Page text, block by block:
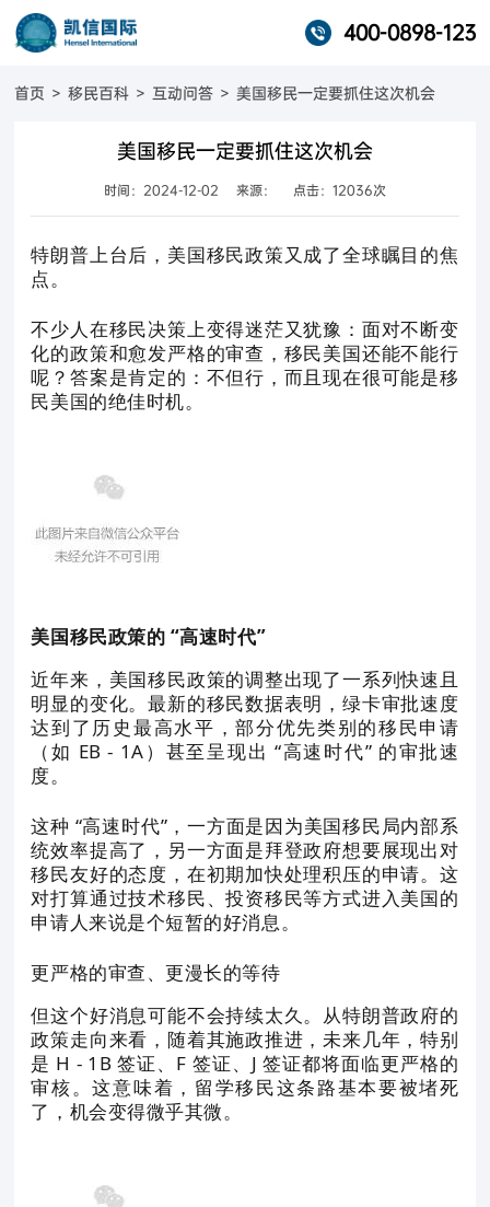
400-0898-123
首页 > 移民百科 > 互动问答 > 美国移民一定要抓住这次机会
美国移民一定要抓住这次机会
时间：2024-12-02 来源： 点击：12036次
特朗普上台后，美国移民政策又成了全球瞩目的焦
点。
不少人在移民决策上变得迷茫又犹豫：面对不断变
化的政策和愈发严格的审查，移民美国还能不能行
呢？答案是肯定的：不但行，而且现在很可能是移
民美国的绝佳时机。
美国移民政策的 “高速时代”
近年来，美国移民政策的调整出现了一系列快速且
明显的变化。最新的移民数据表明，绿卡审批速度
达到了历史最高水平，部分优先类别的移民申请
（如 EB - 1A）甚至呈现出 “高速时代” 的审批速
度。
这种 “高速时代”，一方面是因为美国移民局内部系
统效率提高了，另一方面是拜登政府想要展现出对
移民友好的态度，在初期加快处理积压的申请。这
对打算通过技术移民、投资移民等方式进入美国的
申请人来说是个短暂的好消息。
更严格的审查、更漫长的等待
但这个好消息可能不会持续太久。从特朗普政府的
政策走向来看，随着其施政推进，未来几年，特别
是 H - 1B 签证、F 签证、J 签证都将面临更严格的
审核。这意味着，留学移民这条路基本要被堵死
了，机会变得微乎其微。